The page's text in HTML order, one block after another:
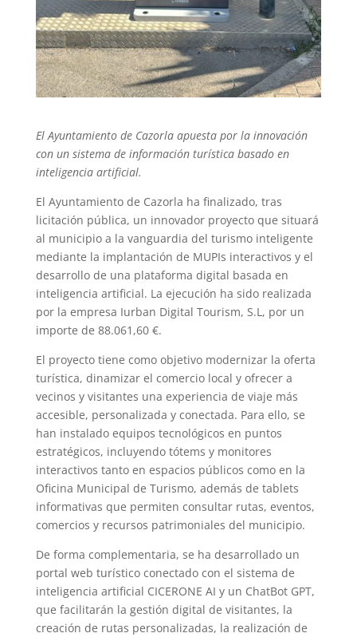
El Ayuntamiento de Cazorla apuesta por la innovación
con un sistema de información turística basado en
inteligencia artificial.
El Ayuntamiento de Cazorla ha finalizado, tras
licitación pública, un innovador proyecto que situará
al municipio a la vanguardia del turismo inteligente
mediante la implantación de MUPIs interactivos y el
desarrollo de una plataforma digital basada en
inteligencia artificial. La ejecución ha sido realizada
por la empresa Iurban Digital Tourism, S.L, por un
importe de 88.061,60 €.
El proyecto tiene como objetivo modernizar la oferta
turística, dinamizar el comercio local y ofrecer a
vecinos y visitantes una experiencia de viaje más
accesible, personalizada y conectada. Para ello, se
han instalado equipos tecnológicos en puntos
estratégicos, incluyendo tótems y monitores
interactivos tanto en espacios públicos como en la
Oficina Municipal de Turismo, además de tablets
informativas que permiten consultar rutas, eventos,
comercios y recursos patrimoniales del municipio.
De forma complementaria, se ha desarrollado un
portal web turístico conectado con el sistema de
inteligencia artificial CICERONE AI y un ChatBot GPT,
que facilitarán la gestión digital de visitantes, la
creación de rutas personalizadas, la realización de